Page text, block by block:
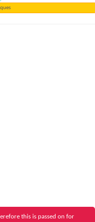
this is passed on for